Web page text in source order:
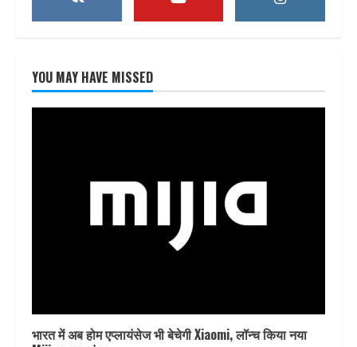
YOU MAY HAVE MISSED
भारत में अब होम एप्लायंसेज भी बेचेगी Xiaomi, लॉन्च किया नया